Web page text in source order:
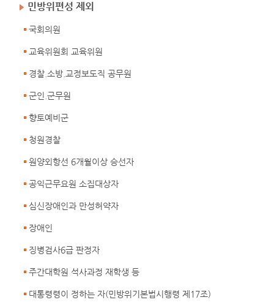
민방위편성 제외
국회의원
교육위원회 교육위원
경찰.소방.교정보도직 공무원
군인.군무원
향토예비군
청원경찰
원양외항선 6개월이상 승선자
공익근무요원 소집대상자
심신장애인과 만성허약자
장애인
징병검사6급 판정자
주간대학원 석사과정 재학생 등
대통령령이 정하는 자(민방위기본법시행령 제17조)